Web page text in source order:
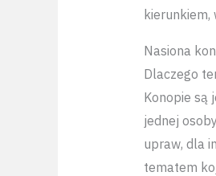
kierunkiem,
Nasiona
Dlaczego
Konopie są
jednej
upraw, dla
tematem